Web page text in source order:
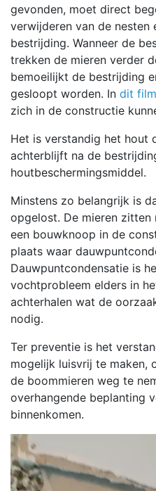
gevonden, moet direct
verwijderen van de nesten
bestrijding. Wanneer de
trekken de mieren verder
bemoeilijkt de bestrijding
gesloopt worden. In dit
zich in de constructie
Het is verstandig het hout
achterblijft na de
houtbeschermingsmiddel.
Minstens zo belangrijk is
opgelost. De mieren
een bouwknoop in de
plaats waar
Dauwpuntcondensatie is
vochtprobleem elders in
achterhalen wat de
nodig.
Ter preventie is het
mogelijk luisvrij te maken,
de boommieren weg te
overhangende beplanting
binnenkomen.
Videospeler